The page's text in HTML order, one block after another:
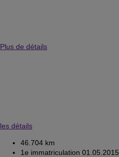
Plus de détails
les détails
46.704 km
1e immatriculation 01.05.2015